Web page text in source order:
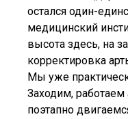
остался один-
медицинский
высота здесь, на
корректировка
Мы уже
Заходим, работаем
поэтапно